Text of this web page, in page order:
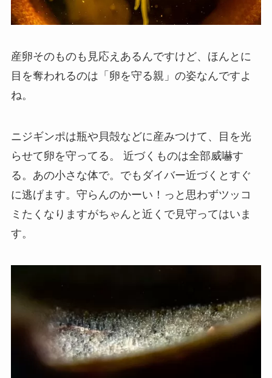
産卵そのものも見応えあるんですけど、ほんとに
目を奪われるのは「卵を守る親」の姿なんですよ
ね。
ニジギンポは瓶や貝殻などに産みつけて、目を光
らせて卵を守ってる。 近づくものは全部威嚇す
る。あの小さな体で。でもダイバー近づくとすぐ
に逃げます。守らんのかーい！っと思わずツッコ
ミたくなりますがちゃんと近くで見守ってはいま
す。